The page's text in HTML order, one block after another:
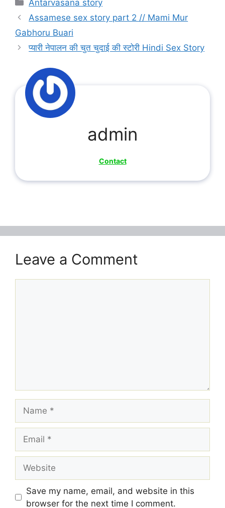
Antarvasana story
Assamese sex story part 2 // Mami Mur
Gabhoru Buari
प्यारी नेपालन की चुत चुदाई की स्टोरी Hindi Sex Story
admin
Contact
Leave a Comment
Save my name, email, and website in this
browser for the next time I comment.